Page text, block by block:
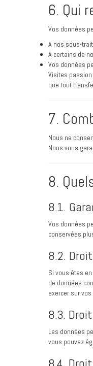
6. Qui
Vos données
A nos sous-
A certains de
Vos données
Visites
que tout
7.
Nous ne
Nous vous
8.
8.1.
Vos données
conservées
8.2.
Si vous êtes
de données
exercer sur
8.3.
Les données
vous pouvez